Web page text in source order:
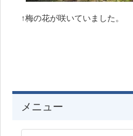
↑梅の花が咲いていました。
メニュー